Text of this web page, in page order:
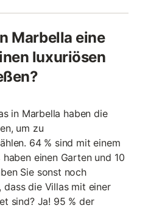
Marbella eine
luxuriösen
in Marbella haben die
um zu
64 % sind mit einem
einen Garten und 10
Sie sonst noch
dass die Villas mit einer
sind? Ja! 95 % der